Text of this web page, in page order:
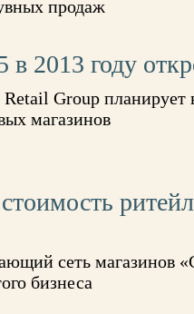
продаж
в 2013 году
Group планирует
магазинов
сеть магазинов
бизнеса